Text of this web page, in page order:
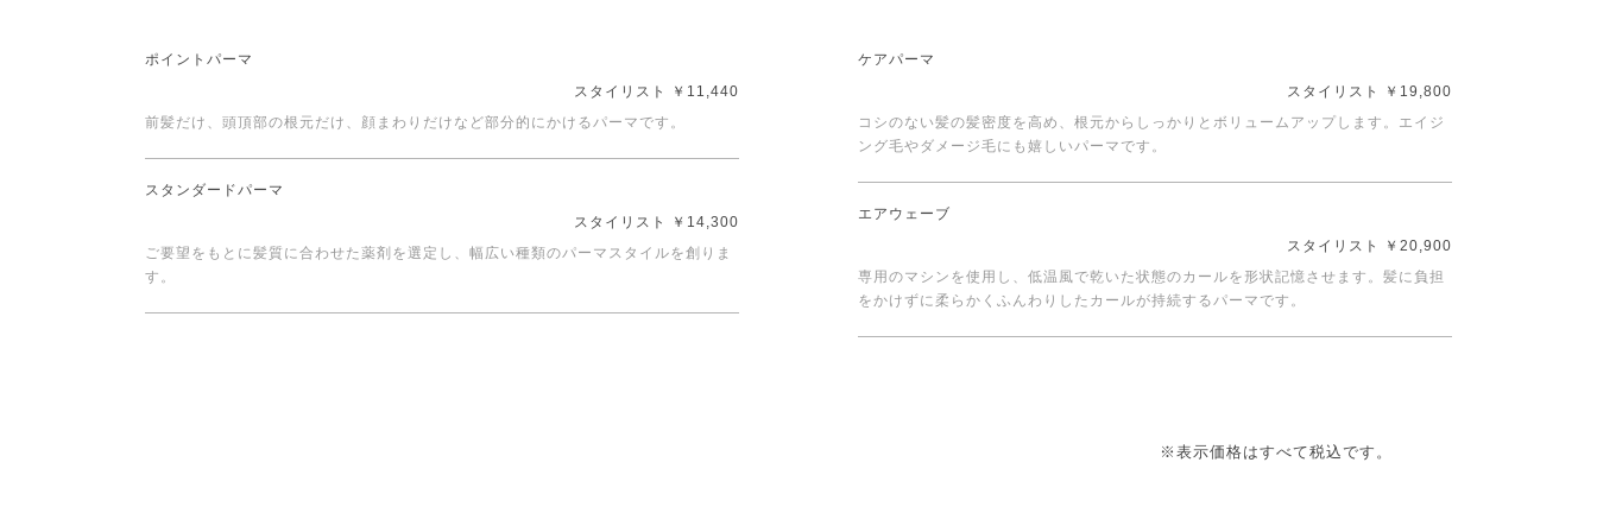
ポイントパーマ
スタイリスト ￥11,440
前髪だけ、頭頂部の根元だけ、顔まわりだけなど部分的にかけるパーマです。
スタンダードパーマ
スタイリスト ￥14,300
ご要望をもとに髪質に合わせた薬剤を選定し、幅広い種類のパーマスタイルを創りま
す。
ケアパーマ
スタイリスト ￥19,800
コシのない髪の髪密度を高め、根元からしっかりとボリュームアップします。エイジ
ング毛やダメージ毛にも嬉しいパーマです。
エアウェーブ
スタイリスト ￥20,900
専用のマシンを使用し、低温風で乾いた状態のカールを形状記憶させます。髪に負担
をかけずに柔らかくふんわりしたカールが持続するパーマです。
※表示価格はすべて税込です。